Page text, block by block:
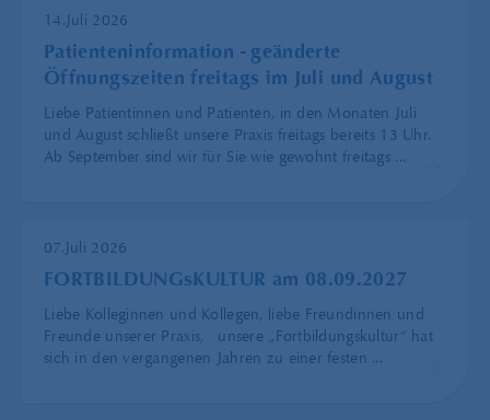
14.Juli 2026
Patienteninformation - geänderte
Öffnungszeiten freitags im Juli und August
Liebe Patientinnen und Patienten, in den Monaten Juli
und August schließt unsere Praxis freitags bereits 13 Uhr.
Ab September sind wir für Sie wie gewohnt freitags ...
07.Juli 2026
FORTBILDUNGsKULTUR am 08.09.2027
Liebe Kolleginnen und Kollegen, liebe Freundinnen und
Freunde unserer Praxis, unsere „Fortbildungskultur“ hat
sich in den vergangenen Jahren zu einer festen ...